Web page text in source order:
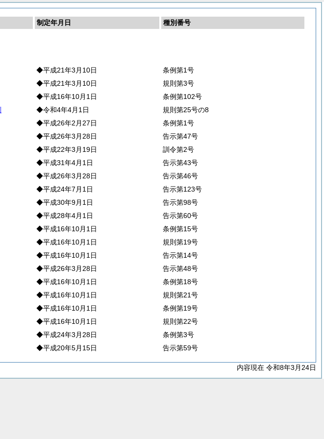
制定年月日
種別番号
◆平成21年3月10日
条例第1号
◆平成21年3月10日
規則第3号
◆平成16年10月1日
条例第102号
◆令和4年4月1日
規則第25号の8
◆平成26年2月27日
条例第1号
◆平成26年3月28日
告示第47号
◆平成22年3月19日
訓令第2号
◆平成31年4月1日
告示第43号
◆平成26年3月28日
告示第46号
◆平成24年7月1日
告示第123号
◆平成30年9月1日
告示第98号
◆平成28年4月1日
告示第60号
◆平成16年10月1日
条例第15号
◆平成16年10月1日
規則第19号
◆平成16年10月1日
告示第14号
◆平成26年3月28日
告示第48号
◆平成16年10月1日
条例第18号
◆平成16年10月1日
規則第21号
◆平成16年10月1日
条例第19号
◆平成16年10月1日
規則第22号
◆平成24年3月28日
条例第3号
◆平成20年5月15日 告示第59号
内容現在 令和8年3月24日